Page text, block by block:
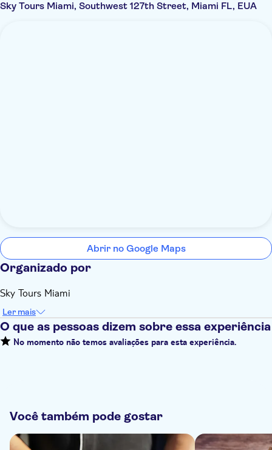
Sky Tours Miami, Southwest 127th Street, Miami FL, EUA
Abrir no Google Maps
Organizado por
Sky Tours Miami
Ler mais
O que as pessoas dizem sobre essa experiência
No momento não temos avaliações para esta experiência.
Você também pode gostar